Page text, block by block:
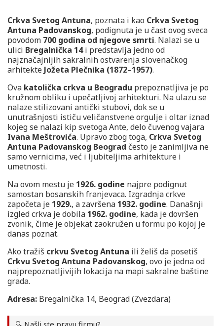
Crkva Svetog Antuna, poznata i kao Crkva Svetog
Antuna Padovanskog, podignuta je u čast ovog sveca
povodom 700 godina od njegove smrti. Nalazi se u
ulici Bregalnička 14i predstavlja jedno od
najznačajnijih sakralnih ostvarenja slovenačkog
arhitekte Jožeta Plečnika (1872–1957).
Ova katolička crkva u Beogradu prepoznatljiva je po
kružnom obliku i upečatljivoj arhitekturi. Na ulazu se
nalaze stilizovani antički stubovi, dok se u
unutrašnjosti ističu veličanstvene orgulje i oltar iznad
kojeg se nalazi kip svetoga Ante, delo čuvenog vajara
Ivana Meštrovića. Upravo zbog toga, Crkva Svetog
Antuna Padovanskog Beograd često je zanimljiva ne
samo vernicima, već i ljubiteljima arhitekture i
umetnosti.
Na ovom mestu je 1926. godine najpre podignut
samostan bosanskih franjevaca. Izgradnja crkve
započeta je 1929., a završena 1932. godine. Današnji
izgled crkva je dobila 1962. godine, kada je dovršen
zvonik, čime je objekat zaokružen u formu po kojoj je
danas poznat.
Ako tražiš crkvu Svetog Antuna ili želiš da posetiš
Crkvu Svetog Antuna Padovanskog, ovo je jedna od
najprepoznatljivijih lokacija na mapi sakralne baštine
grada.
Adresa: Bregalnička 14, Beograd (Zvezdara)